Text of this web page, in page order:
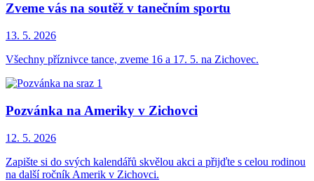
Zveme vás na soutěž v tanečním sportu
13. 5. 2026
Všechny příznivce tance, zveme 16 a 17. 5. na Zichovec.
Pozvánka na Ameriky v Zichovci
12. 5. 2026
Zapište si do svých kalendářů skvělou akci a přijďte s celou rodinou
na další ročník Amerik v Zichovci.